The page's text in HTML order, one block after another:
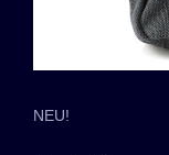
NEU!